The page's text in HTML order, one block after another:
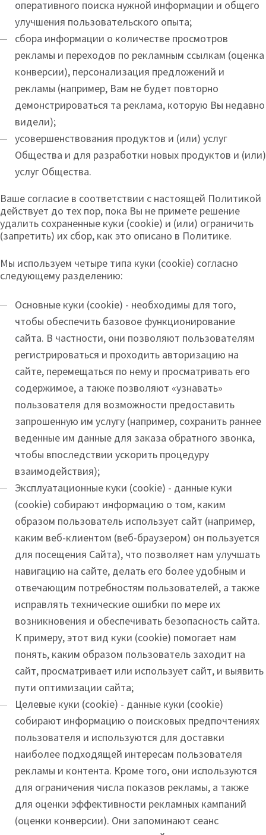
оперативного поиска нужной информации и общего
улучшения пользовательского опыта;
сбора информации о количестве просмотров
рекламы и переходов по рекламным ссылкам (оценка
конверсии), персонализация предложений и
рекламы (например, Вам не будет повторно
демонстрироваться та реклама, которую Вы недавно
видели);
усовершенствования продуктов и (или) услуг
Общества и для разработки новых продуктов и (или)
услуг Общества.
Ваше согласие в соответствии с настоящей Политикой
действует до тех пор, пока Вы не примете решение
удалить сохраненные куки (cookie) и (или) ограничить
(запретить) их сбор, как это описано в Политике.
Мы используем четыре типа куки (cookie) согласно
следующему разделению:
Основные куки (cookie) - необходимы для того,
чтобы обеспечить базовое функционирование
сайта. В частности, они позволяют пользователям
регистрироваться и проходить авторизацию на
сайте, перемещаться по нему и просматривать его
содержимое, а также позволяют «узнавать»
пользователя для возможности предоставить
запрошенную им услугу (например, сохранить раннее
веденные им данные для заказа обратного звонка,
чтобы впоследствии ускорить процедуру
взаимодействия);
Эксплуатационные куки (cookie) - данные куки
(cookie) собирают информацию о том, каким
образом пользователь использует сайт (например,
каким веб-клиентом (веб-браузером) он пользуется
для посещения Сайта), что позволяет нам улучшать
навигацию на сайте, делать его более удобным и
отвечающим потребностям пользователей, а также
исправлять технические ошибки по мере их
возникновения и обеспечивать безопасность сайта.
К примеру, этот вид куки (cookie) помогает нам
понять, каким образом пользователь заходит на
сайт, просматривает или использует сайт, и выявить
пути оптимизации сайта;
Целевые куки (cookie) - данные куки (cookie)
собирают информацию о поисковых предпочтениях
пользователя и используются для доставки
наиболее подходящей интересам пользователя
рекламы и контента. Кроме того, они используются
для ограничения числа показов рекламы, а также
для оценки эффективности рекламных кампаний
(оценки конверсии). Они запоминают сеанс